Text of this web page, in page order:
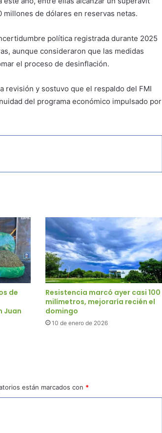
millones de dólares en reservas netas.
política registrada durante 2025
aunque consideraron que las medidas
el proceso de desinflación.
revisión y sostuvo que el respaldo del FMI
del programa económico impulsado por
de
Juan
Resistencia marcó ayer casi 100
milímetros, mejoraría recién el
domingo
10 de enero de 2026
están marcados con *